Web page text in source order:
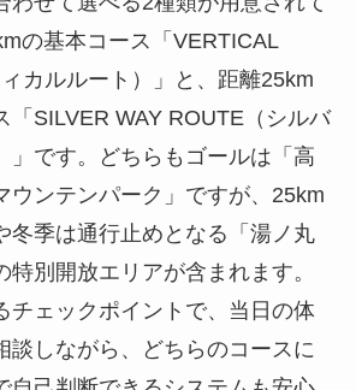
の基本コース「VERTICAL
カルルート）」と、距離25km
「SILVER WAY ROUTE（シルバ
」です。どちらもゴールは「高
ウンテンパーク」ですが、25km
冬季は通行止めとなる「湯ノ丸
特別開放エリアが含まれます。
チェックポイントで、当日の体
談しながら、どちらのコースに